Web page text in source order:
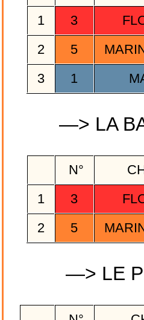
1
3
2
5
3
1
—> LA
N°
1
3
2
5
—> LE